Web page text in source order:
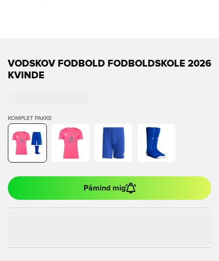
VODSKOV FODBOLD FODBOLDSKOLE 2026
KVINDE
KOMPLET PAKKE
Påmind mig